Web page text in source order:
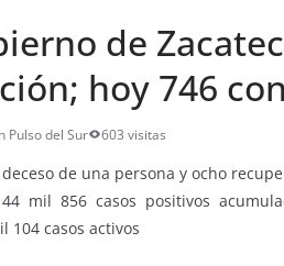
de
hoy 746
Pulso del Sur 603 visitas
de una persona y ocho
mil 856 casos positivos
104 casos activos